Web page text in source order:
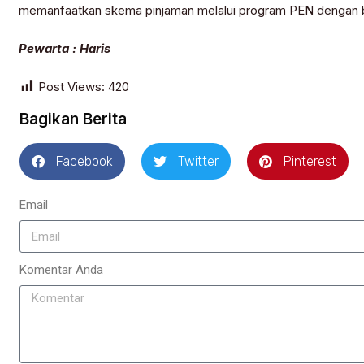
memanfaatkan skema pinjaman melalui program PEN dengan
Pewarta : Haris
Post Views: 420
Bagikan Berita
Facebook Twitter Pinterest
Email
Komentar Anda